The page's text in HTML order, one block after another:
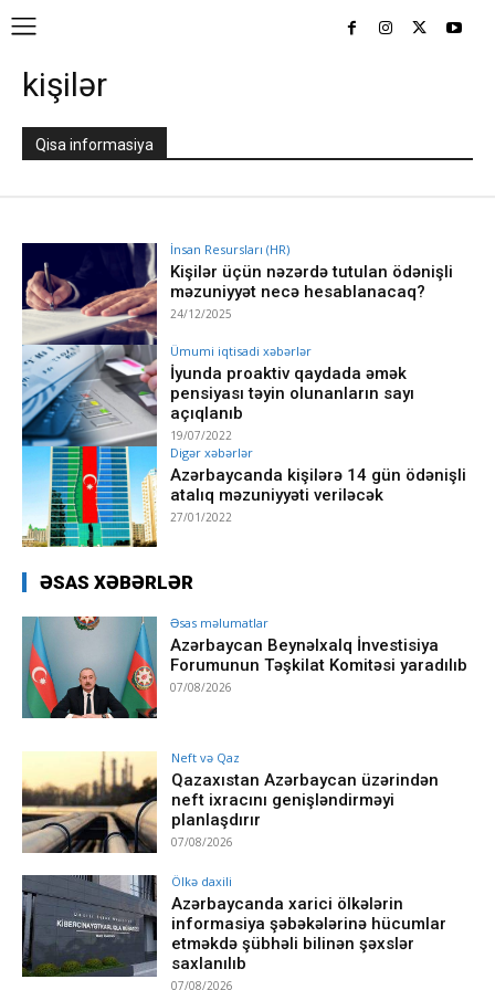
kişilər
Qisa informasiya
İnsan Resursları (HR)
Kişilər üçün nəzərdə tutulan ödənişli
məzuniyyət necə hesablanacaq?
24/12/2025
Ümumi iqtisadi xəbərlər
İyunda proaktiv qaydada əmək
pensiyası təyin olunanların sayı
açıqlanıb
19/07/2022
Digər xəbərlər
Azərbaycanda kişilərə 14 gün ödənişli
atalıq məzuniyyəti veriləcək
27/01/2022
ƏSAS XƏBƏRLƏR
Əsas məlumatlar
Azərbaycan Beynəlxalq İnvestisiya
Forumunun Təşkilat Komitəsi yaradılıb
07/08/2026
Neft və Qaz
Qazaxıstan Azərbaycan üzərindən
neft ixracını genişləndirməyi
planlaşdırır
07/08/2026
Ölkə daxili
Azərbaycanda xarici ölkələrin
informasiya şəbəkələrinə hücumlar
etməkdə şübhəli bilinən şəxslər
saxlanılıb
07/08/2026